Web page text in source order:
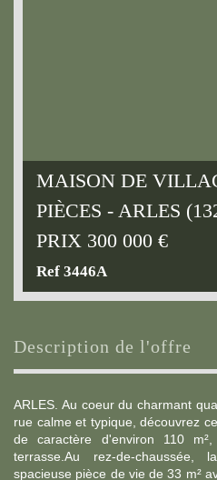
MAISON DE
PIÈCES - ARLES
PRIX 300 000 €
Ref 3446A
description de l'offre
ARLES. Au coeur du charmant
rue calme et typique, découvrez
de caractère d'environ 110
terrasse.Au rez-de-
spacieuse pièce de vie de 33 m²